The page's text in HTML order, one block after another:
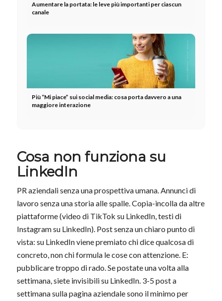
Aumentare la portata: le leve più importanti per ciascun
canale
Più “Mi piace” sui social media: cosa porta davvero a una
maggiore interazione
Cosa non funziona su
LinkedIn
PR aziendali senza una prospettiva umana. Annunci di
lavoro senza una storia alle spalle. Copia-incolla da altre
piattaforme (video di TikTok su LinkedIn, testi di
Instagram su LinkedIn). Post senza un chiaro punto di
vista: su LinkedIn viene premiato chi dice qualcosa di
concreto, non chi formula le cose con attenzione. E:
pubblicare troppo di rado. Se postate una volta alla
settimana, siete invisibili su LinkedIn. 3-5 post a
settimana sulla pagina aziendale sono il minimo per